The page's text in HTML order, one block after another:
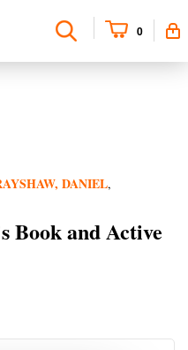
0
DANIEL,
Book and Active